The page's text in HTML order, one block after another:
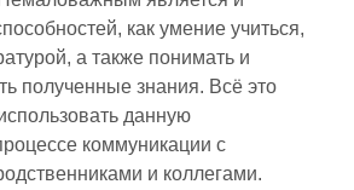
как умение учиться,
а также понимать и
полученные знания. Всё это
данную
коммуникации с
и коллегами.